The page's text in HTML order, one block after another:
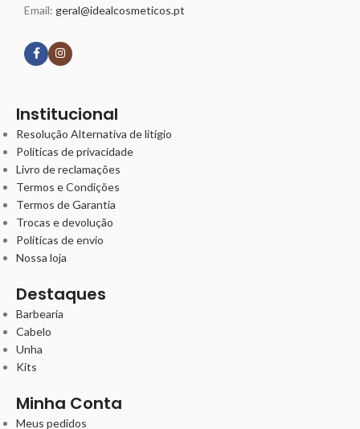
Email: geral@idealcosmeticos.pt
Institucional
Resolução Alternativa de litígio
Políticas de privacidade
Livro de reclamações
Termos e Condições
Termos de Garantia
Trocas e devolução
Políticas de envio
Nossa loja
Destaques
Barbearia
Cabelo
Unha
Kits
Minha Conta
Meus pedidos